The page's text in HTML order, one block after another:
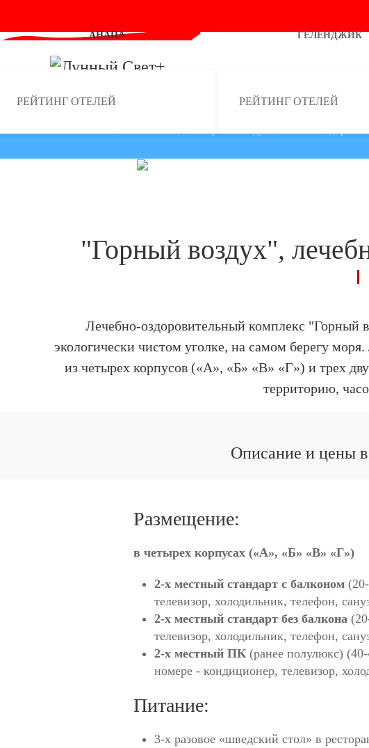
Skip to main content
АНАПА
РЕЙТИНГ ОТЕЛЕЙ
ГЕЛЕНДЖИК
РЕЙТИНГ ОТЕЛЕЙ
"Горный воздух",
Лечебно-оздоровительный комплекс
экологически чистом уголке, на самом берегу
из четырех корпусов («А», «Б» «В» «Г») и трех
территорию,
Описание и цены
Размещение:
в четырех корпусах («А», «Б» «В» «Г»)
2-х местный стандарт с балконом
телевизор, холодильник, телефон,
2-х местный стандарт без балкона
телевизор, холодильник, телефон,
2-х местный ПК (ранее полулюкс)
номере - кондиционер, телевизор,
Питание:
3-х разовое «шведский стол» в